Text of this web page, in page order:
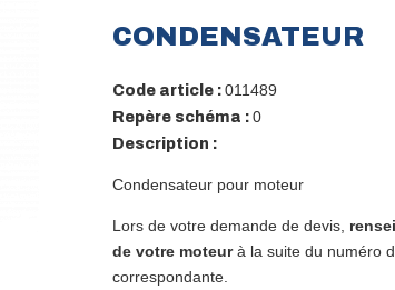
CONDENSATEUR
Code article :011489
Repère schéma :0
Description :
Condensateur pour moteur
Lors de votre demande de devis,
de votre moteurà la suite du numéro
correspondante.